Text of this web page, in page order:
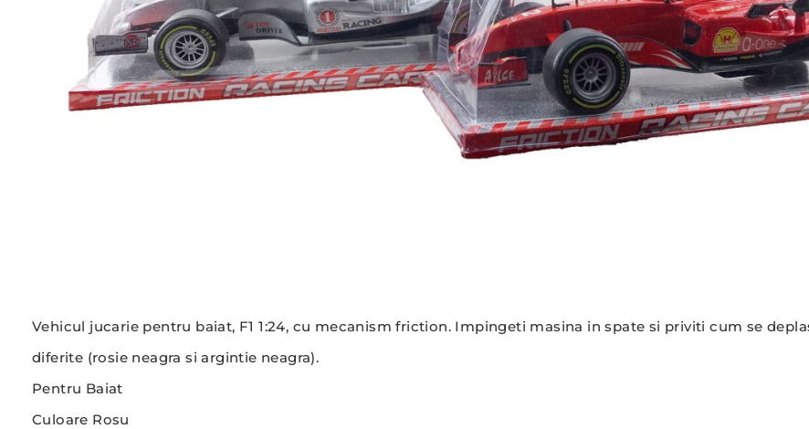
Vehicul jucarie pentru baiat, F1 1:24, cu mecanism friction. Impingeti masina in spate si priviti cum se
diferite (rosie neagra si argintie neagra).
Pentru Baiat
Culoare Rosu